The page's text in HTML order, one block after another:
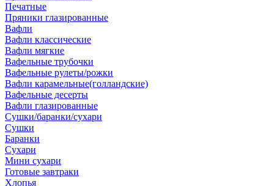
Печатные
Пряники глазированные
Вафли
Вафли классические
Вафли мягкие
Вафельные трубочки
Вафельные рулеты/рожки
Вафли карамельные(голландские)
Вафельные десерты
Вафли глазированные
Сушки/баранки/сухари
Сушки
Баранки
Сухари
Мини сухари
Готовые завтраки
Хлопья